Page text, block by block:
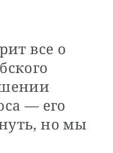
все о
— его
но мы